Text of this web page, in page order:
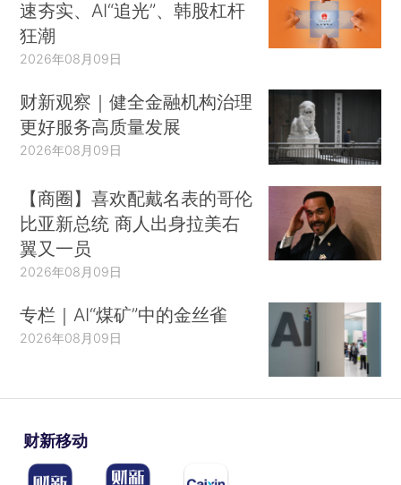
速夯实、AI“追光”、韩股杠杆
狂潮
2026年08月09日
财新观察｜健全金融机构治理
更好服务高质量发展
2026年08月09日
【商圈】喜欢配戴名表的哥伦
比亚新总统 商人出身拉美右
翼又一员
2026年08月09日
专栏｜AI“煤矿”中的金丝雀
2026年08月09日
财新移动